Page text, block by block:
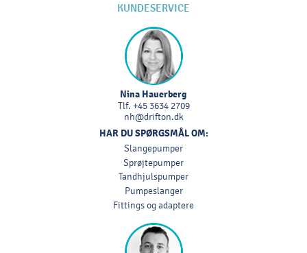
KUNDESERVICE
Nina Hauerberg
Tlf. +45 3634 2709
nh@drifton.dk
HAR DU SPØRGSMÅL OM:
Slangepumper
Sprøjtepumper
Tandhjulspumper
Pumpeslanger
Fittings og adaptere